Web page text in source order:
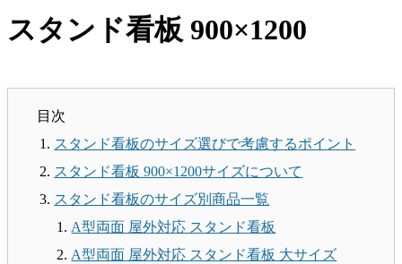
スタンド看板 900×1200
目次
スタンド看板のサイズ選びで考慮するポイント
スタンド看板 900×1200サイズについて
スタンド看板のサイズ別商品一覧
A型両面 屋外対応 スタンド看板
A型両面 屋外対応 スタンド看板 大サイズ